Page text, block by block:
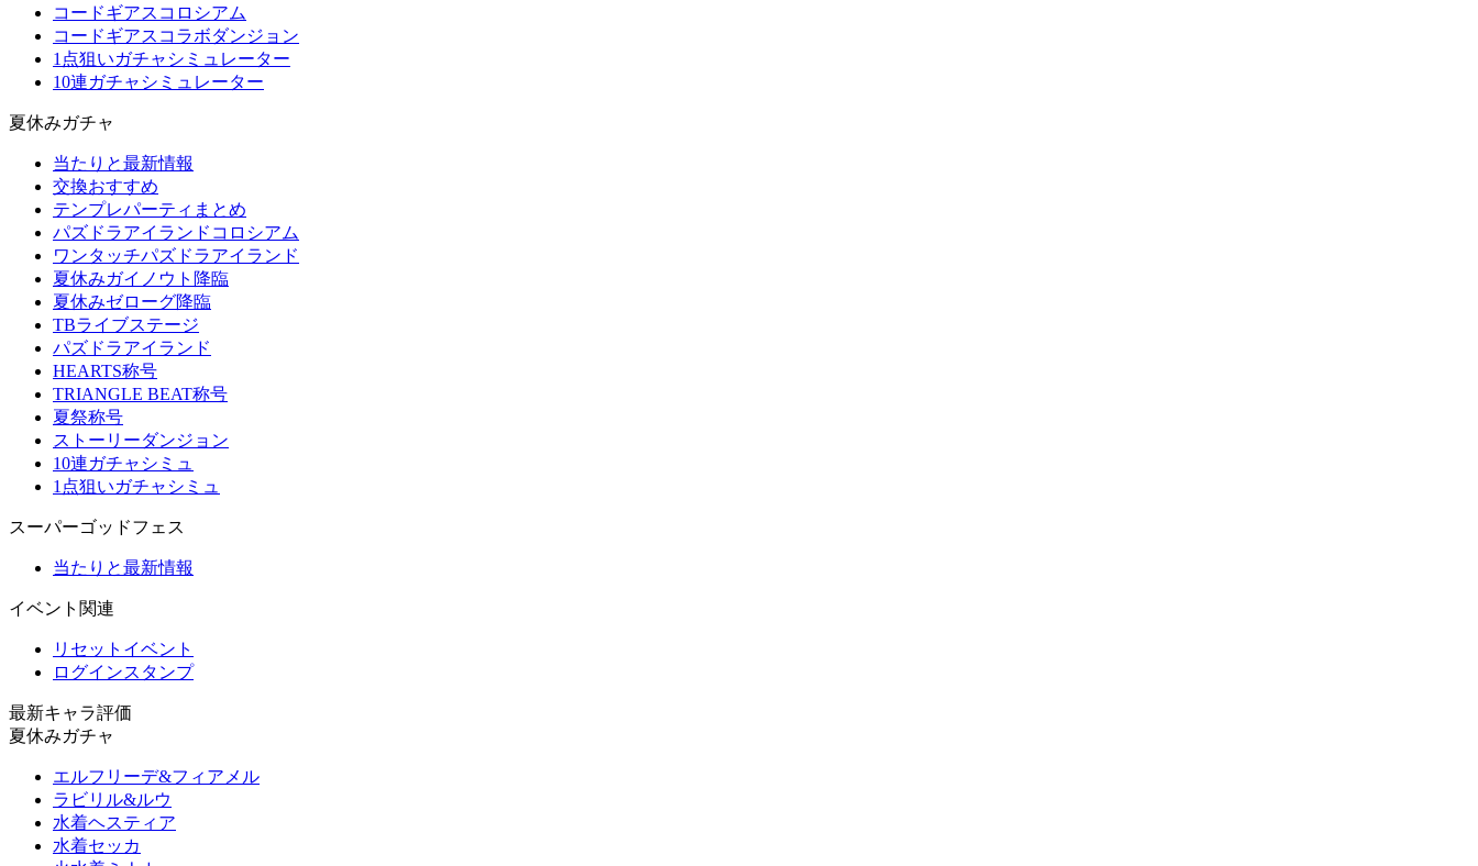
コードギアスコロシアム
コードギアスコラボダンジョン
1点狙いガチャシミュレーター
10連ガチャシミュレーター
夏休みガチャ
当たりと最新情報
交換おすすめ
テンプレパーティまとめ
パズドラアイランドコロシアム
ワンタッチパズドラアイランド
夏休みガイノウト降臨
夏休みゼローグ降臨
TBライブステージ
パズドラアイランド
HEARTS称号
TRIANGLE BEAT称号
夏祭称号
ストーリーダンジョン
10連ガチャシミュ
1点狙いガチャシミュ
スーパーゴッドフェス
当たりと最新情報
イベント関連
リセットイベント
ログインスタンプ
最新キャラ評価
夏休みガチャ
エルフリーデ&フィアメル
ラビリル&ルウ
水着ヘスティア
水着セッカ